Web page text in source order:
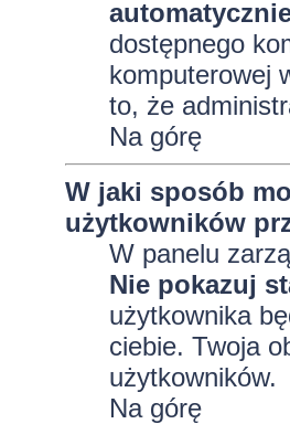
dostępnego
komputerowej
to, że
Na górę
W jaki sposób
użytkowników
W panelu
Nie pokazuj
użytkownika
ciebie. Twoja
użytkowników.
Na górę